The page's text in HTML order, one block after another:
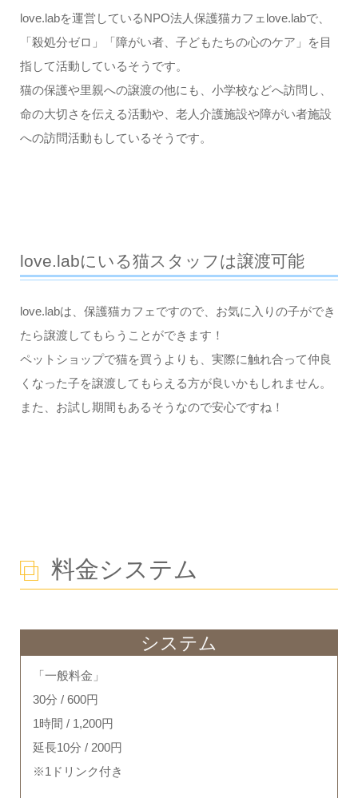
love.labを運営しているNPO法人保護猫カフェlove.labで、
「殺処分ゼロ」「障がい者、子どもたちの心のケア」を目
指して活動しているそうです。
猫の保護や里親への譲渡の他にも、小学校などへ訪問し、
命の大切さを伝える活動や、老人介護施設や障がい者施設
への訪問活動もしているそうです。
love.labにいる猫スタッフは譲渡可能
love.labは、保護猫カフェですので、お気に入りの子ができ
たら譲渡してもらうことができます！
ペットショップで猫を買うよりも、実際に触れ合って仲良
くなった子を譲渡してもらえる方が良いかもしれません。
また、お試し期間もあるそうなので安心ですね！
料金システム
システム
「一般料金」
30分 / 600円
1時間 / 1,200円
延長10分 / 200円
※1ドリンク付き